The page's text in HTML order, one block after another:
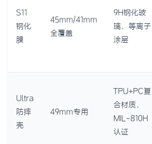
S11
钢化
膜
45mm/41mm
全覆盖
9H钢化玻
璃、等离子
涂层
Ultra
防摔
壳
49mm专用
TPU+PC复
合材质、
MIL-810H
认证